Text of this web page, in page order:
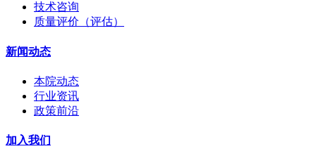
技术咨询
质量评价（评估）
新闻动态
本院动态
行业资讯
政策前沿
加入我们